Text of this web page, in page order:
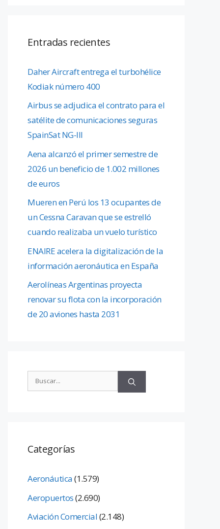
Entradas recientes
Daher Aircraft entrega el turbohélice
Kodiak número 400
Airbus se adjudica el contrato para el
satélite de comunicaciones seguras
SpainSat NG-III
Aena alcanzó el primer semestre de
2026 un beneficio de 1.002 millones
de euros
Mueren en Perú los 13 ocupantes de
un Cessna Caravan que se estrelló
cuando realizaba un vuelo turístico
ENAIRE acelera la digitalización de la
información aeronáutica en España
Aerolíneas Argentinas proyecta
renovar su flota con la incorporación
de 20 aviones hasta 2031
Categorías
Aeronáutica(1.579)
Aeropuertos(2.690)
Aviación Comercial(2.148)